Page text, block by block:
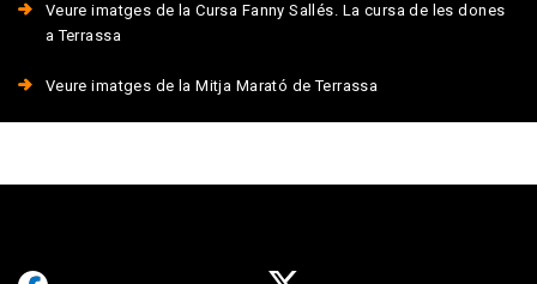
Veure imatges de la Cursa Fanny Sallés. La cursa de les dones
a Terrassa
Veure imatges de la Mitja Marató de Terrassa